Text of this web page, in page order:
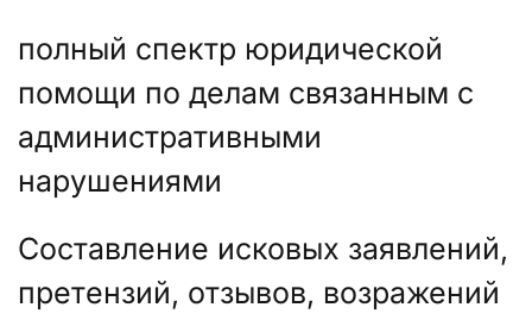
полный спектр юридической
помощи по делам связанным с
административными
нарушениями
Составление исковых заявлений,
претензий, отзывов, возражений